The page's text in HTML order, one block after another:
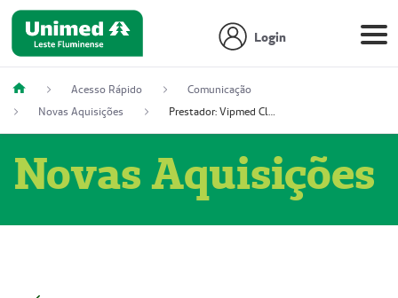
Login
Acesso Rápido
Comunicação
Novas Aquisições
Prestador: Vipmed Clínica Geral Ltda, 51004349-0 (Nome Fantasia: Policlínica Master)
Novas Aquisições